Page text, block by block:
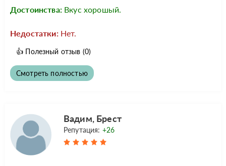
Достоинства: Вкус хорошый.
Недостатки: Нет.
👍 Полезный отзыв (0)
Смотреть полностью
Вадим, Брест
Репутация: +26